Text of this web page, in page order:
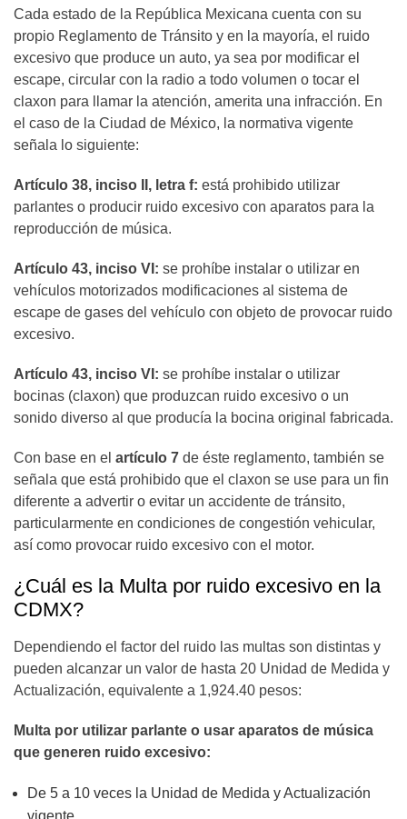
Cada estado de la República Mexicana cuenta con su
propio Reglamento de Tránsito y en la mayoría, el ruido
excesivo que produce un auto, ya sea por modificar el
escape, circular con la radio a todo volumen o tocar el
claxon para llamar la atención, amerita una infracción. En
el caso de la Ciudad de México, la normativa vigente
señala lo siguiente:
Artículo 38, inciso II, letra f: está prohibido utilizar
parlantes o producir ruido excesivo con aparatos para la
reproducción de música.
Artículo 43, inciso VI: se prohíbe instalar o utilizar en
vehículos motorizados modificaciones al sistema de
escape de gases del vehículo con objeto de provocar ruido
excesivo.
Artículo 43, inciso VI: se prohíbe instalar o utilizar
bocinas (claxon) que produzcan ruido excesivo o un
sonido diverso al que producía la bocina original fabricada.
Con base en el artículo 7 de éste reglamento, también se
señala que está prohibido que el claxon se use para un fin
diferente a advertir o evitar un accidente de tránsito,
particularmente en condiciones de congestión vehicular,
así como provocar ruido excesivo con el motor.
¿Cuál es la Multa por ruido excesivo en la
CDMX?
Dependiendo el factor del ruido las multas son distintas y
pueden alcanzar un valor de hasta 20 Unidad de Medida y
Actualización, equivalente a 1,924.40 pesos:
Multa por utilizar parlante o usar aparatos de música
que generen ruido excesivo:
De 5 a 10 veces la Unidad de Medida y Actualización